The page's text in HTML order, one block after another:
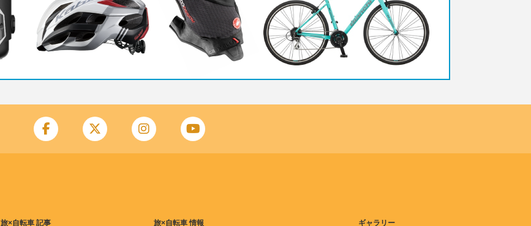
旅×自転車 記事
旅×自転車 情報
ギャラリー